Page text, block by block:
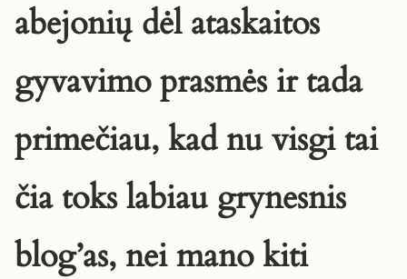
abejonių dėl ataskaitos
gyvavimo prasmės ir tada
primečiau, kad nu visgi tai
čia toks labiau grynesnis
blog’as, nei mano kiti